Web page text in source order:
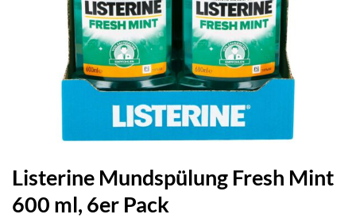
Listerine Mundspülung Fresh Mint
600 ml, 6er Pack